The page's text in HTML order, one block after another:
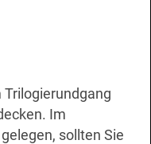
Trilogierundgang
Im
gelegen, sollten Sie